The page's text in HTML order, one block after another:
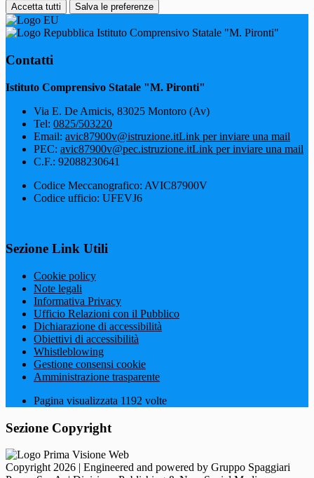
Accetta tutti Salva le preferenze
Istituto Comprensivo Statale "M. Pironti"
Contatti
Istituto Comprensivo Statale "M. Pironti"
Via E. De Amicis, 83025 Montoro (Av)
Tel: 0825/503220
Email: avic87900v@istruzione.itLink per inviare una mail
PEC: avic87900v@pec.istruzione.itLink per inviare una mail
C.F.: 92088230641
Codice Meccanografico: AVIC87900V
Codice ufficio: UFEVJ6
Sezione Link Utili
Cookie policy
Note legali
Informativa Privacy
Ufficio Relazioni con il Pubblico
Dichiarazione di accessibilità
Obiettivi di accessibilità
Whistleblowing
Gestione consensi cookie
Amministrazione trasparente
Pagina visualizzata 1192 volte
Sezione Copyright
Copyright 2026 | Engineered and powered by Gruppo Spaggiari